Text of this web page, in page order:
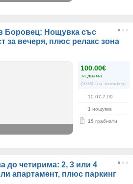
Боровец: Нощувка със
за вечеря, плюс релакс зона
100.00€
за двама
(50.00€ на човек/ден)
10.07-7.09
1 нощувка
19 грабнати
до четирима: 2, 3 или 4
апартамент, плюс паркинг